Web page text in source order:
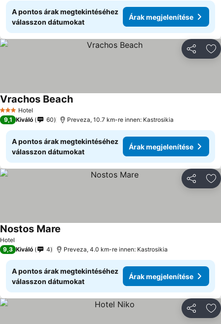
A pontos árak megtekintéséhez
válasszon dátumokat
Árak megjelenítése
3 Kategória
Hotel
Vrachos BeachÁrak megjelenítése
9,1 Kiváló 60 Preveza, 10.7 km-re innen: Kastrosikia
A pontos árak megtekintéséhez
válasszon dátumokat
Árak megjelenítése
Hotel
Nostos Mare
9,3 Kiváló 4 Preveza, 4.0 km-re innen: Kastrosikia
A pontos árak megtekintéséhez
válasszon dátumokat
Árak megjelenítése